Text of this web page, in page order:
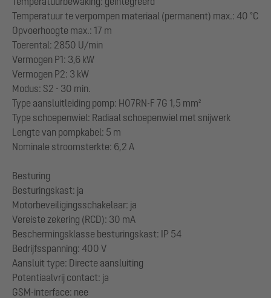
Temperatuur te verpompen materiaal (permanent) max.: 40 °C
Opvoerhoogte max.: 17 m
Toerental: 2850 U/min
Vermogen P1: 3,6 kW
Vermogen P2: 3 kW
Modus: S2 - 30 min.
Type aansluitleiding pomp: H07RN-F 7G 1,5 mm²
Type schoepenwiel: Radiaal schoepenwiel met snijwerk
Lengte van pompkabel: 5 m
Nominale stroomsterkte: 6,2 A
Besturing
Besturingskast: ja
Motorbeveiligingsschakelaar: ja
Vereiste zekering (RCD): 30 mA
Beschermingsklasse besturingskast: IP 54
Bedrijfsspanning: 400 V
Aansluit type: Directe aansluiting
Potentiaalvrij contact: ja
GSM-interface: nee